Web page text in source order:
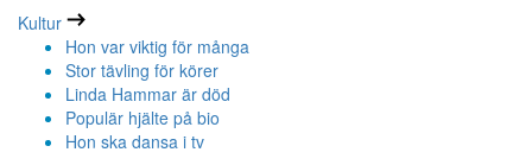
Kultur
Hon var viktig för många
Stor tävling för körer
Linda Hammar är död
Populär hjälte på bio
Hon ska dansa i tv